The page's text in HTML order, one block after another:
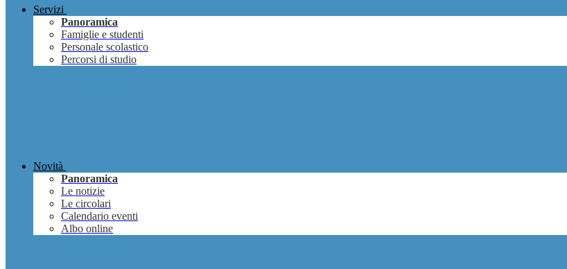
Servizi
Panoramica
Famiglie e studenti
Personale scolastico
Percorsi di studio
Novità
Panoramica
Le notizie
Le circolari
Calendario eventi
Albo online